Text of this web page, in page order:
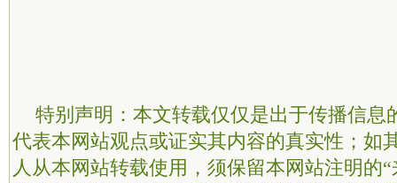
特别声明：本文转载仅仅是出于传播信息
代表本网站观点或证实其内容的真实性；如
人从本网站转载使用，须保留本网站注明的